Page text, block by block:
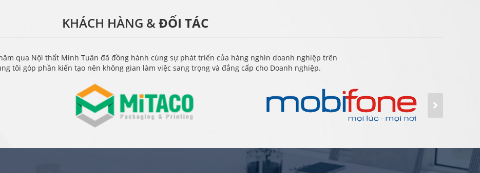
KHÁCH HÀNG &ĐỐI TÁC
qua Nội thất Minh Tuân đã đồng hành cùng sự phát triển của hàng nghìn doanh nghiệp trên
tôi góp phần kiến tạo nên không gian làm việc sang trọng và đẳng cấp cho Doanh nghiệp.